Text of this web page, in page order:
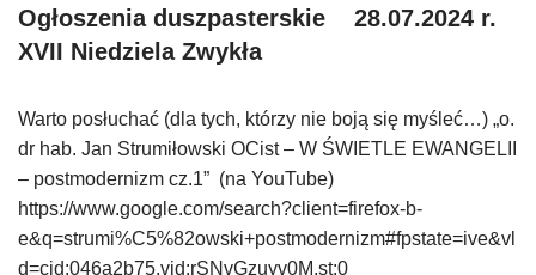
Ogłoszenia duszpasterskie 28.07.2024 r.
XVII Niedziela Zwykła
Warto posłuchać (dla tych, którzy nie boją się myśleć…) „o.
dr hab. Jan Strumiłowski OCist – W ŚWIETLE EWANGELII
– postmodernizm cz.1” (na YouTube)
https://www.google.com/search?client=firefox-b-
e&q=strumi%C5%82owski+postmodernizm#fpstate=ive&vl
d=cid:046a2b75,vid:rSNvGzuyv0M,st:0